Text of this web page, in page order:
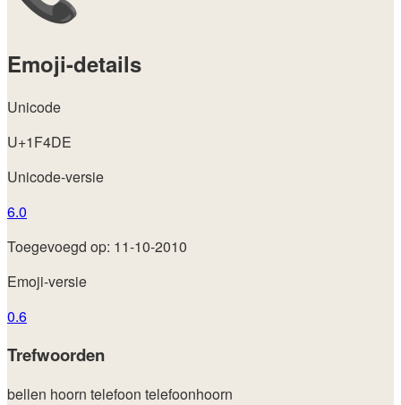
Emoji-details
Unicode
U+1F4DE
Unicode-versie
6.0
Toegevoegd op: 11-10-2010
Emoji-versie
0.6
Trefwoorden
bellen hoorn telefoon telefoonhoorn